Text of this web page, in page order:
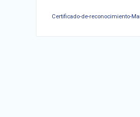
Certificado-de-reconocimiento-